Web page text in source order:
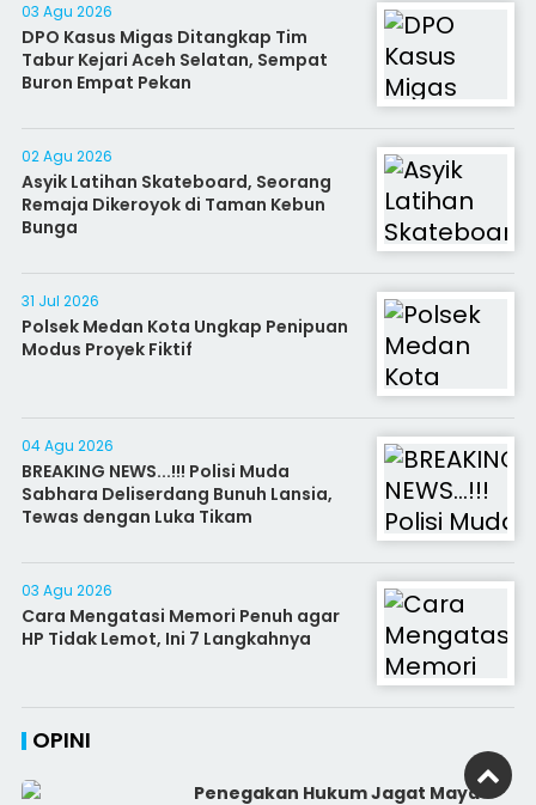
03 Agu 2026
DPO Kasus Migas Ditangkap Tim
Tabur Kejari Aceh Selatan, Sempat
Buron Empat Pekan
02 Agu 2026
Asyik Latihan Skateboard, Seorang
Remaja Dikeroyok di Taman Kebun
Bunga
31 Jul 2026
Polsek Medan Kota Ungkap Penipuan
Modus Proyek Fiktif
04 Agu 2026
BREAKING NEWS...!!! Polisi Muda
Sabhara Deliserdang Bunuh Lansia,
Tewas dengan Luka Tikam
03 Agu 2026
Cara Mengatasi Memori Penuh agar
HP Tidak Lemot, Ini 7 Langkahnya
OPINI
Penegakan Hukum Jagat Maya